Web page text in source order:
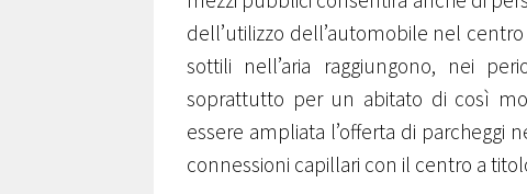
dell’utilizzo dell’automobile nel
sottili nell’aria raggiungono, nei
soprattutto per un abitato di così
essere ampliata l’offerta di parcheggi
connessioni capillari con il centro a